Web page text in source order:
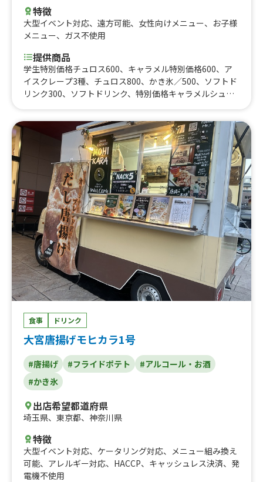
特徴
大型イベント対応、 遠方可能、 女性向けメニュー、 お子様
メニュー、 ガス不使用
提供商品
学生特別価格チュロス600、キャラメル特別価格600、ア
イスクレープ3種、チュロス800、かき氷／500、ソフトド
リンク300、ソフトドリンク、特別価格キャラメルシュガ
食事 ドリンク
大宮唐揚げモヒカラ1号
#唐揚げ #フライドポテト
#アルコール・お酒
#かき氷
出店希望都道府県
埼玉県、 東京都、 神奈川県
特徴
大型イベント対応、 ケータリング対応、
メニュー組み換え
可能、 アレルギー対応、 HACCP、 キャッシュレス決済、 発
電機不使用